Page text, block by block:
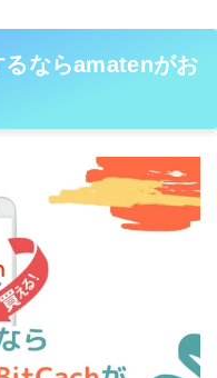
るならamatenがお